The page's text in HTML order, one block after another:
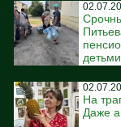
детьми
На
Даже